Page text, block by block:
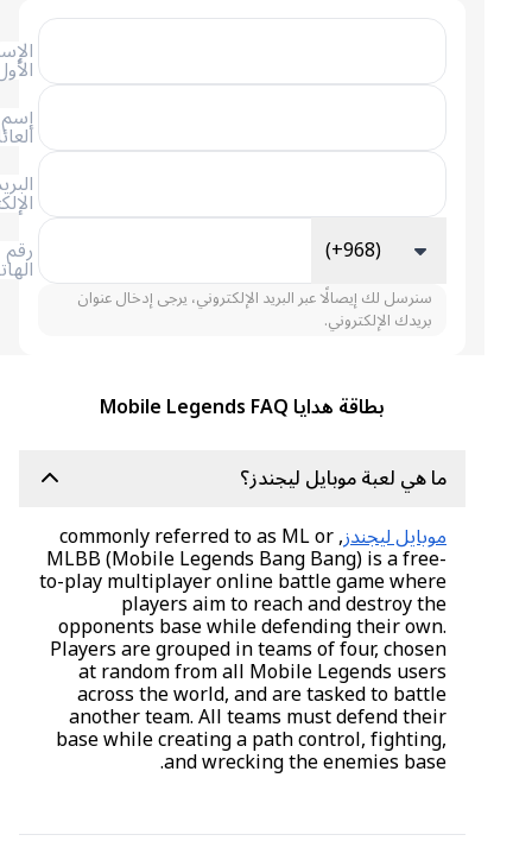
العائلة
الإلكتروني
الهاتف (+968)
سنرسل لك إيصالًا عبر البريد الإلكتروني، يرجى إدخال عنوان
بريدك الإلكتروني.
بطاقة هدايا Mobile Legends FAQ
ما هي لعبة موبايل ليجندز؟
موبايل ليجندز , commonly referred to as ML or
MLBB (Mobile Legends Bang Bang) is a free-
to-play multiplayer online battle game where
players aim to reach and destroy the
opponents base while defending their own.
Players are grouped in teams of four, chosen
at random from all Mobile Legends users
across the world, and are tasked to battle
another team. All teams must defend their
base while creating a path control, fighting,
and wrecking the enemies base.